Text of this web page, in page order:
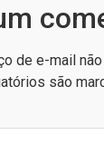
de e-mail
são